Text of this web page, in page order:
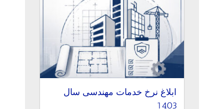
ابلاغ نرخ خدمات مهندسی سال
1403